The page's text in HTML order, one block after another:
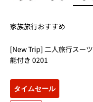
家族旅行おすすめ
[New Trip] 二人旅行スー
能付き 0201
タイムセール